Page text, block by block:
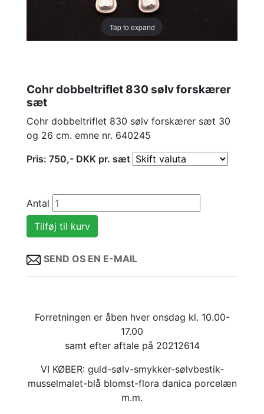
Tap to expand
Cohr dobbeltriflet 830 sølv forskærer
sæt
Cohr dobbeltriflet 830 sølv forskærer sæt 30
og 26 cm. emne nr. 640245
Pris: 750,- DKK pr. sæt
Antal
SEND OS EN E-MAIL
Forretningen er åben hver onsdag kl. 10.00-
17.00
samt efter aftale på 20212614
VI KØBER: guld-sølv-smykker-sølvbestik-
musselmalet-blå blomst-flora danica porcelæn
m.m.